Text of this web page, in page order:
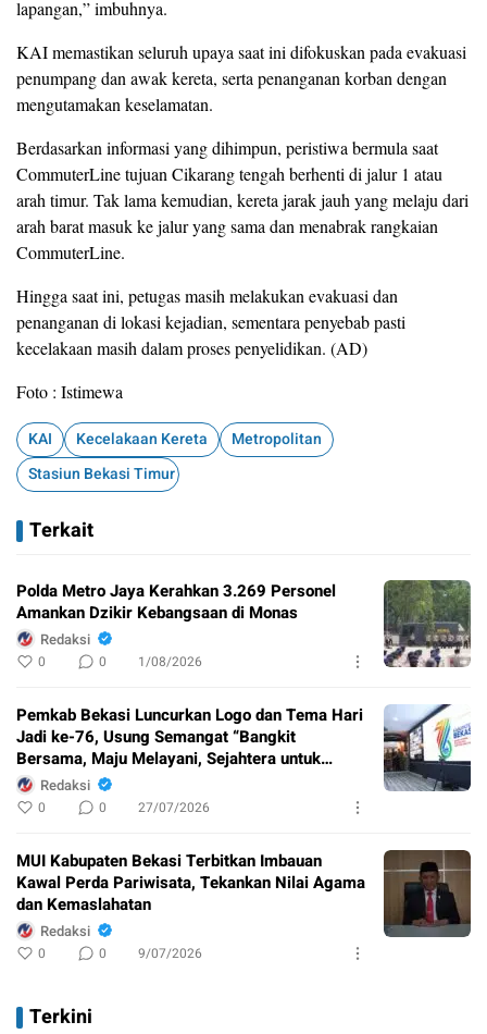
lapangan,” imbuhnya.
KAI memastikan seluruh upaya saat ini difokuskan pada evakuasi
penumpang dan awak kereta, serta penanganan korban dengan
mengutamakan keselamatan.
Berdasarkan informasi yang dihimpun, peristiwa bermula saat
CommuterLine tujuan Cikarang tengah berhenti di jalur 1 atau
arah timur. Tak lama kemudian, kereta jarak jauh yang melaju dari
arah barat masuk ke jalur yang sama dan menabrak rangkaian
CommuterLine.
Hingga saat ini, petugas masih melakukan evakuasi dan
penanganan di lokasi kejadian, sementara penyebab pasti
kecelakaan masih dalam proses penyelidikan. (AD)
Foto : Istimewa
KAI Kecelakaan Kereta
Metropolitan
Stasiun Bekasi Timur
Terkait
Polda Metro Jaya Kerahkan 3.269 Personel
Amankan Dzikir Kebangsaan di Monas
Redaksi
0 0 1/08/2026
Pemkab Bekasi Luncurkan Logo dan Tema Hari
Jadi ke-76, Usung Semangat “Bangkit
Bersama, Maju Melayani, Sejahtera untuk
Semua”
Redaksi
0 0 27/07/2026
MUI Kabupaten Bekasi Terbitkan Imbauan
Kawal Perda Pariwisata, Tekankan Nilai Agama
dan Kemaslahatan
Redaksi
0 0 9/07/2026
Terkini